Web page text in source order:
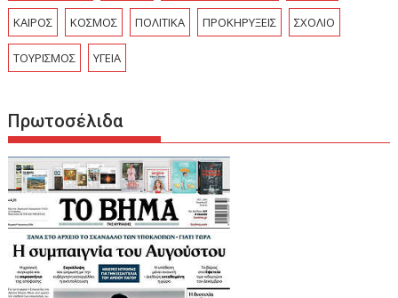
ΚΑΙΡΟΣ ΚΟΣΜΟΣ ΠΟΛΙΤΙΚΑ ΠΡΟΚΗΡΥΞΕΙΣ ΣΧΟΛΙΟ
ΤΟΥΡΙΣΜΟΣ ΥΓΕΙΑ
Πρωτοσέλιδα